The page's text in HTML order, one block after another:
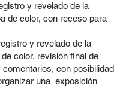
y revelado de la
de color, con receso para
y revelado de la
color, revisión final de
comentarios, con posibilidad
una exposición